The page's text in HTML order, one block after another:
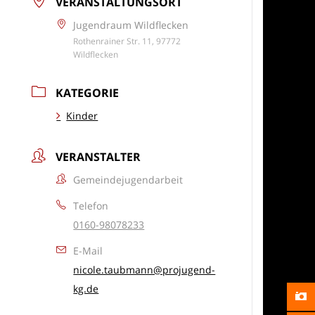
Jugendraum Wildflecken
Rothenrainer Str. 11, 97772
Wildflecken
KATEGORIE
Kinder
VERANSTALTER
Gemeindejugendarbeit
Telefon
0160-98078233
E-Mail
nicole.taubmann@projugend-
kg.de